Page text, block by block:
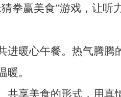
拳赢美食”游戏，让听
暖心午餐。热气腾腾
。
享美食的形式，用真